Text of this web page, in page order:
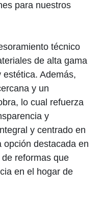
para nuestros
técnico
de alta gama
Además,
y un
lo cual refuerza
y
y centrado en
opción destacada en
reformas que
en el hogar de